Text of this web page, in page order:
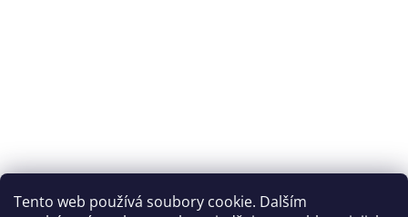
Tento web používá soubory cookie. Dalším